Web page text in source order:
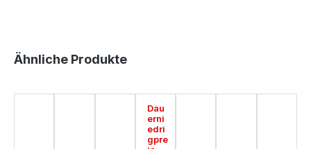
Produktgalerie überspringen
Ähnliche Produkte
Dau
erni
edri
gpre